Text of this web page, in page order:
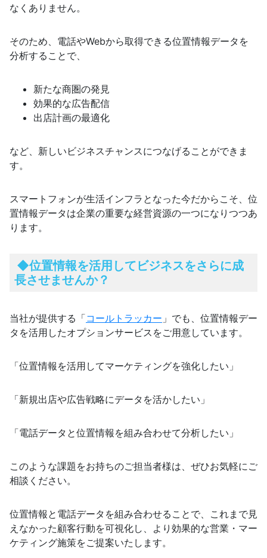
なくありません。
そのため、電話やWebから取得できる位置情報データを
分析することで、
新たな商圏の発見
効果的な広告配信
出店計画の最適化
など、新しいビジネスチャンスにつなげることができま
す。
スマートフォンが生活インフラとなった今だからこそ、位
置情報データは企業の重要な経営資源の一つになりつつあ
ります。
◆位置情報を活用してビジネスをさらに成
長させませんか？
当社が提供する「コールトラッカー 」でも、位置情報デー
タを活用したオプションサービスをご用意しています。
「位置情報を活用してマーケティングを強化したい」
「新規出店や広告戦略にデータを活かしたい」
「電話データと位置情報を組み合わせて分析したい」
このような課題をお持ちのご担当者様は、ぜひお気軽にご
相談ください。
位置情報と電話データを組み合わせることで、これまで見
えなかった顧客行動を可視化し、より効果的な営業・マー
ケティング施策をご提案いたします。